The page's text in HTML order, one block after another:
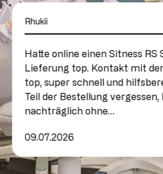
Rhukii
Hatte online einen Sitness RS
Lieferung top. Kontakt mit
top, super schnell und
Teil der Bestellung vergessen,
nachträglich ohne…
09.07.2026